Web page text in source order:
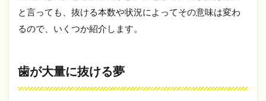
1.2
前歯
る
と言っても、抜ける本数や状況によってその意味は変わ
るので、いくつか紹介します。
歯が大量に抜ける夢